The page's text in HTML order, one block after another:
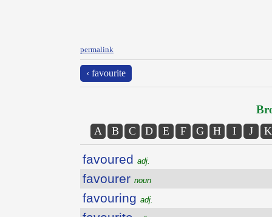
permalink
‹ favourite
A B C D E F G H I J K
favoured adj.
favourer noun
favouring adj.